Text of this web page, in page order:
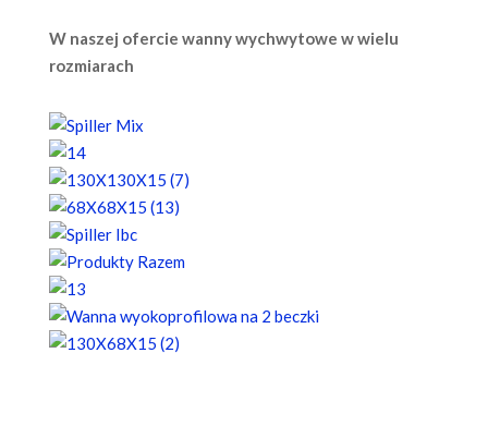
W naszej ofercie wanny wychwytowe w wielu
rozmiarach